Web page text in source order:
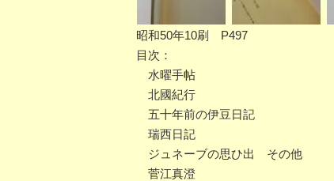
昭和50年10刷 P497
目次：
水曜手帖
北國紀行
五十年前の伊豆日記
瑞西日記
ジュネーブの思ひ出 その他
菅江真澄